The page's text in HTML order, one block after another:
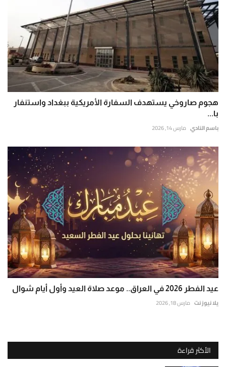
هجوم صاروخي يستهدف السفارة الأمريكية ببغداد واستنفار
با...
باسم النادي مارس 14, 2026
عيد الفطر 2026 في العراق.. موعد صلاة العيد وأول أيام شوال
يلا نيوز نت مارس 18, 2026
الأكثر قراءة